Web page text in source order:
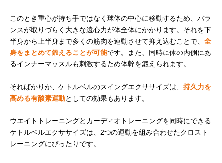
このとき重心が持ち手ではなく球体の中心に移動するため、バラ
ンスが取りづらく大きな遠心力が体全体にかかります。それを下
半身から上半身まで多くの筋肉を連動させて抑え込むことで、 全
身をまとめて鍛えることが可能です。また、同時に体の内側にあ
るインナーマッスルも刺激するため体幹を鍛えられます。
そればかりか、ケトルベルのスイングエクササイズは、 持久力を
高める有酸素運動としての効果もあります。
ウエイトトレーニングとカーディオトレーニングを同時にできる
ケトルベルエクササイズは、2つの運動を組み合わせたクロスト
レーニングにぴったりです。